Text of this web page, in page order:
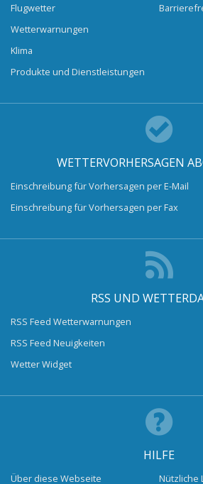
Flugwetter
Wetterwarnungen
Klima
Produkte und Dienstleistungen
WETTERVORHERSAGEN
Einschreibung für Vorhersagen per E-Mail
Einschreibung für Vorhersagen per Fax
RSS UND
RSS Feed Wetterwarnungen
RSS Feed Neuigkeiten
Wetter Widget
HILFE
Über diese Webseite Nützliche